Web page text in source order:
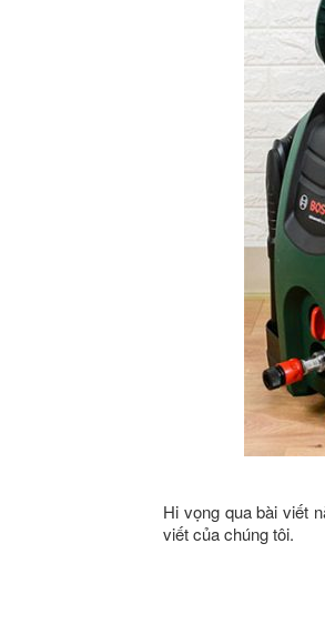
Hi vọng qua bài viết
viết của chúng tôi.